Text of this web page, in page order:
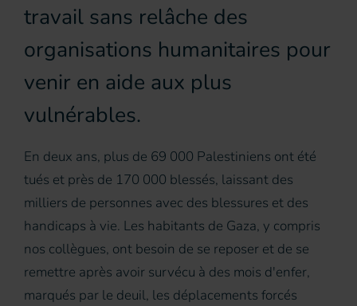
travail sans relâche des
organisations humanitaires pour
venir en aide aux plus
vulnérables.
En deux ans, plus de 69 000 Palestiniens ont été
tués et près de 170 000 blessés, laissant des
milliers de personnes avec des blessures et des
handicaps à vie. Les habitants de Gaza, y compris
nos collègues, ont besoin de se reposer et de se
remettre après avoir survécu à des mois d'enfer,
marqués par le deuil, les déplacements forcés